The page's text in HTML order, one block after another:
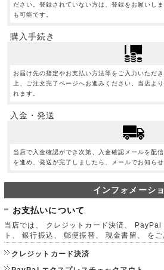
ださい。登録されていない方は、登録をお願いし
も可能です。
購入手続き
お届け先の指定やお支払い方法等をご入力いただ
上、ご注文完了ページへお進みください。当店よ
れます。
入金・発送
当店で入金確認ができ次第、入金確認メールを配
を進め、発送が完了しましたら、メールでお知らせ
インフォメーシ
お支払いについて
当店では、 クレジットカード決済、 PayPal
ト、 銀行振込、 郵便振替、 現金書留、 をご
クレジットカード決済